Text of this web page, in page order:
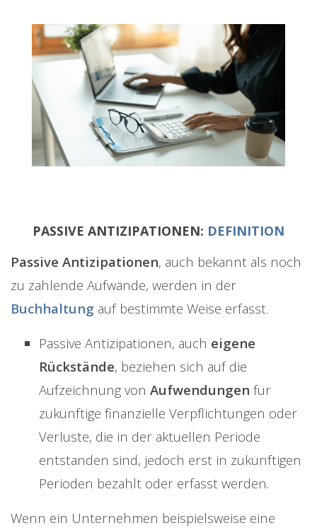
PASSIVE ANTIZIPATIONEN: DEFINITION
Passive Antizipationen, auch bekannt als noch
zu zahlende Aufwände, werden in der
Buchhaltung auf bestimmte Weise erfasst.
Passive Antizipationen, auch eigene
Rückstände, beziehen sich auf die
Aufzeichnung von Aufwendungen für
zukünftige finanzielle Verpflichtungen oder
Verluste, die in der aktuellen Periode
entstanden sind, jedoch erst in zukünftigen
Perioden bezahlt oder erfasst werden.
Wenn ein Unternehmen beispielsweise eine